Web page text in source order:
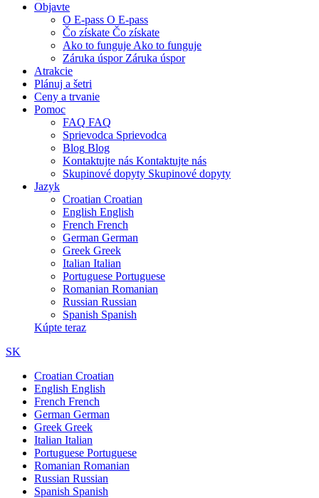
Objavte
O E-pass O E-pass
Čo získate Čo získate
Ako to funguje Ako to funguje
Záruka úspor Záruka úspor
Atrakcie
Plánuj a šetri
Ceny a trvanie
Pomoc
FAQ FAQ
Sprievodca Sprievodca
Blog Blog
Kontaktujte nás Kontaktujte nás
Skupinové dopyty Skupinové dopyty
Jazyk
Croatian Croatian
English English
French French
German German
Greek Greek
Italian Italian
Portuguese Portuguese
Romanian Romanian
Russian Russian
Spanish Spanish
Kúpte teraz
SK
Croatian Croatian
English English
French French
German German
Greek Greek
Italian Italian
Portuguese Portuguese
Romanian Romanian
Russian Russian
Spanish Spanish